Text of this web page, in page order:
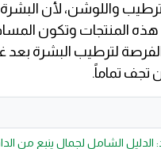
واللوشن، لأن
المنتجات وتكون
لترطيب البشرة بعد
تجف تماماً.
الدليل الشامل لجمال ينبع من